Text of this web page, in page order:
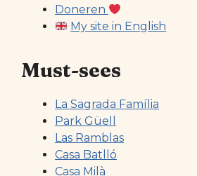
Doneren
My site in English
Must-sees
La Sagrada Família
Park Güell
Las Ramblas
Casa Batlló
Casa Milà